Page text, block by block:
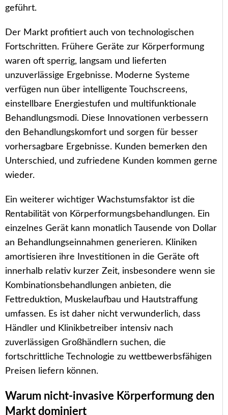
geführt.
Der Markt profitiert auch von technologischen
Fortschritten. Frühere Geräte zur Körperformung
waren oft sperrig, langsam und lieferten
unzuverlässige Ergebnisse. Moderne Systeme
verfügen nun über intelligente Touchscreens,
einstellbare Energiestufen und multifunktionale
Behandlungsmodi. Diese Innovationen verbessern
den Behandlungskomfort und sorgen für besser
vorhersagbare Ergebnisse. Kunden bemerken den
Unterschied, und zufriedene Kunden kommen gerne
wieder.
Ein weiterer wichtiger Wachstumsfaktor ist die
Rentabilität von Körperformungsbehandlungen. Ein
einzelnes Gerät kann monatlich Tausende von Dollar
an Behandlungseinnahmen generieren. Kliniken
amortisieren ihre Investitionen in die Geräte oft
innerhalb relativ kurzer Zeit, insbesondere wenn sie
Kombinationsbehandlungen anbieten, die
Fettreduktion, Muskelaufbau und Hautstraffung
umfassen. Es ist daher nicht verwunderlich, dass
Händler und Klinikbetreiber intensiv nach
zuverlässigen Großhändlern suchen, die
fortschrittliche Technologie zu wettbewerbsfähigen
Preisen liefern können.
Warum nicht-invasive Körperformung den
Markt dominiert